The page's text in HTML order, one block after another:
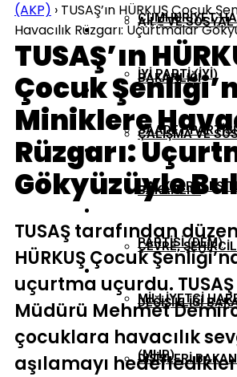
CUMHURIYET
İYI PARTI (İYİ)
SAADET
HALKLARIN
PARTISI (DEM)
MILLIYETÇI
(MHP)
AILE VE
BAKANLIĞI
ÇALIŞMA VE
BAKANLIĞI
ÇEVRE,
DEĞIŞIKLIĞI
DIŞIŞLERI
EKONOMI
GÜNDEM
TBMM
(AKP) › TUSAŞ’ın HÜRKUŞ Çocuk
Havacılık Rüzgarı: Uçurtmalar
TUSAŞ’ın
Çocuk
Miniklere
Rüzgarı:
Gökyüzüyle
TUSAŞ tarafından
HÜRKUŞ Çocuk
uçurtma uçurdu.
Müdürü Mehmet
çocuklara havacılık
aşılamayı